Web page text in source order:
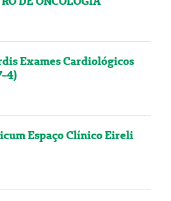
Exames Cardiológicos
4)
Espaço Clínico Eireli